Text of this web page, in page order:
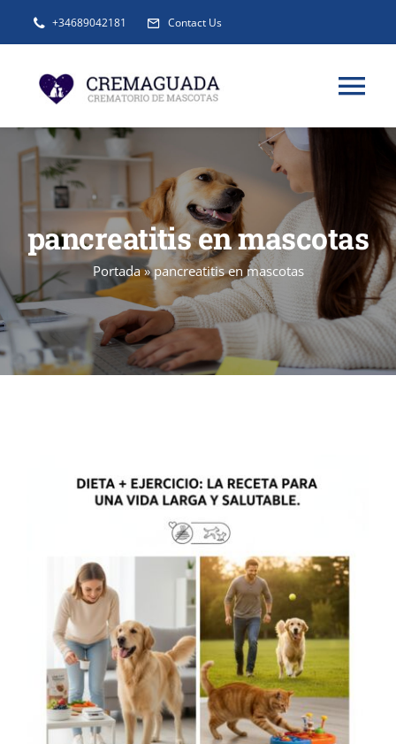
+34689042181 Contact Us
INFORMACIÓN
SERVICIOS
URNAS Y RECUERDOS
BLOG
pancreatitis en mascotas
Portada»pancreatitis en mascotas